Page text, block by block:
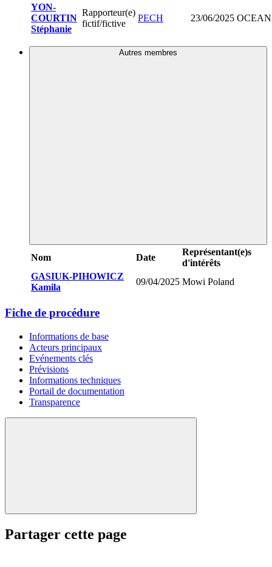
YON-
COURTIN
Stéphanie
Rapporteur(e)
fictif/fictive
PECH 23/06/2025
Autres membres
Nom Date
Représentant(e)s
d'intérêts
GASIUK-PIHOWICZ
Kamila
09/04/2025 Mowi Poland
Fiche de procédure
Informations de base
Acteurs principaux
Evénements clés
Prévisions
Informations techniques
Portail de documentation
Transparence
Partager cette page